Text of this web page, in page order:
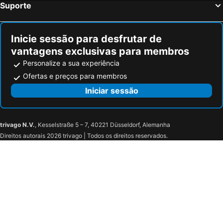
Suporte
Inicie sessão para desfrutar de
vantagens exclusivas para membros
Personalize a sua experiência
Ofertas e preços para membros
Iniciar sessão
trivago N.V., Kesselstraße 5 – 7, 40221 Düsseldorf, Alemanha
Direitos autorais 2026 trivago | Todos os direitos reservados.